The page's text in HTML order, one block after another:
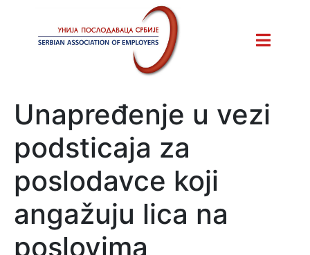
Unapređenje u vezi
podsticaja za
poslodavce koji
angažuju lica na
poslovima